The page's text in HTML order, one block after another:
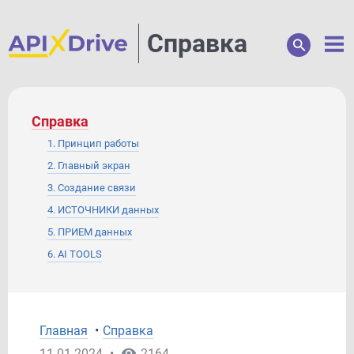
Справка
Справка
1. Принцип работы
2. Главный экран
3. Создание связи
4. ИСТОЧНИКИ данных
5. ПРИЕМ данных
6. AI TOOLS
10. ФИЛЬТР данных
Главная • Справка